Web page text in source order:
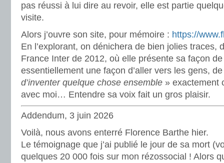
pas réussi à lui dire au revoir, elle est partie
visite.
Alors j’ouvre son site, pour mémoire : https://
En l’explorant, on dénichera de bien jolies traces,
France Inter de 2012, où elle présente sa façon
essentiellement une façon d’aller vers les gens,
d’inventer quelque chose ensemble » exactement
avec moi… Entendre sa voix fait un gros plaisir.
Addendum, 3 juin 2026
Voilà, nous avons enterré Florence Barthe hier.
Le témoignage que j’ai publié le jour de sa mort
quelques 20 000 fois sur mon rézossocial ! Alors